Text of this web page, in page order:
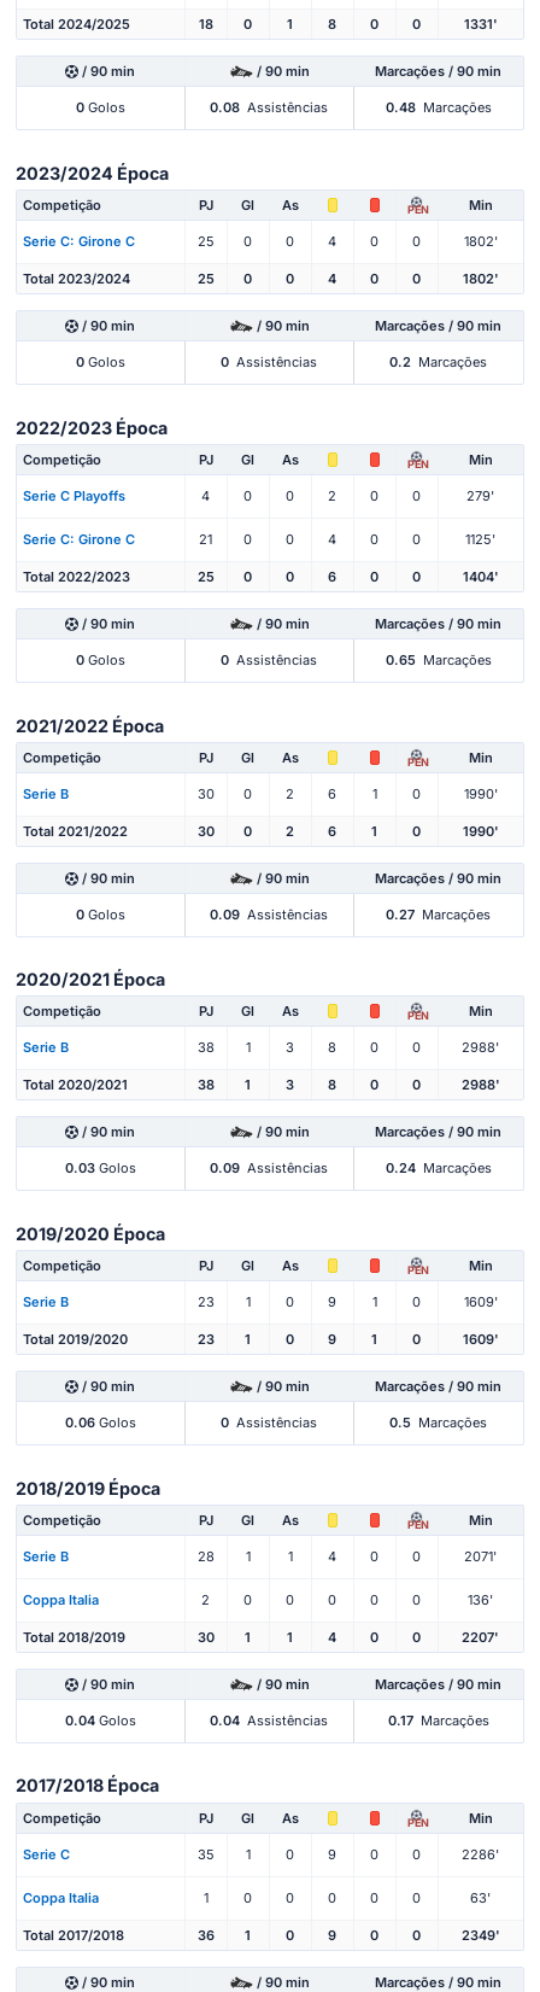
Total 2024/2025 18 0 1 8 0 0 1331'
/ 90 min / 90 min Marcações / 90 min
0Golos 0.08 Assistências 0.48 Marcações
2023/2024 Época
Competição PJ Gl As PEN Min
Serie C: Girone C 25 0 0 4 0 0 1802'
Total 2023/2024 25 0 0 4 0 0 1802'
/ 90 min / 90 min Marcações / 90 min
0Golos 0 Assistências 0.2 Marcações
2022/2023 Época
Competição PJ Gl As PEN Min
Serie C Playoffs 4 0 0 2 0 0 279'
Serie C: Girone C 21 0 0 4 0 0 1125'
Total 2022/2023 25 0 0 6 0 0 1404'
/ 90 min / 90 min Marcações / 90 min
0Golos 0 Assistências 0.65 Marcações
2021/2022 Época
Competição PJ Gl As PEN Min
Serie B 30 0 2 6 1 0 1990'
Total 2021/2022 30 0 2 6 1 0 1990'
/ 90 min / 90 min Marcações / 90 min
0Golos 0.09 Assistências 0.27 Marcações
2020/2021 Época
Competição PJ Gl As PEN Min
Serie B 38 1 3 8 0 0 2988'
Total 2020/2021 38 1 3 8 0 0 2988'
/ 90 min / 90 min Marcações / 90 min
0.03Golos 0.09 Assistências 0.24 Marcações
2019/2020 Época
Competição PJ Gl As PEN Min
Serie B 23 1 0 9 1 0 1609'
Total 2019/2020 23 1 0 9 1 0 1609'
/ 90 min / 90 min Marcações / 90 min
0.06Golos 0 Assistências 0.5 Marcações
2018/2019 Época
Competição PJ Gl As PEN Min
Serie B 28 1 1 4 0 0 2071'
Coppa Italia 2 0 0 0 0 0 136'
Total 2018/2019 30 1 1 4 0 0 2207'
/ 90 min / 90 min Marcações / 90 min
0.04Golos 0.04 Assistências 0.17 Marcações
2017/2018 Época
Competição PJ Gl As PEN Min
Serie C 35 1 0 9 0 0 2286'
Coppa Italia 1 0 0 0 0 0 63'
Total 2017/2018 36 1 0 9 0 0 2349'
/ 90 min / 90 min Marcações / 90 min